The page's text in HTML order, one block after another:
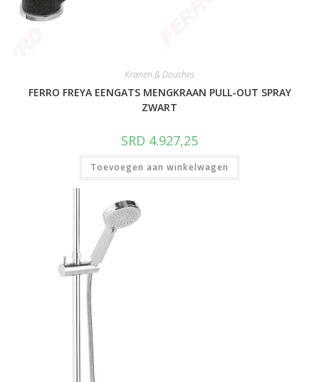
Kranen & Douches
FERRO FREYA EENGATS MENGKRAAN PULL-OUT SPRAY
ZWART
SRD 4.927,25
Toevoegen aan winkelwagen